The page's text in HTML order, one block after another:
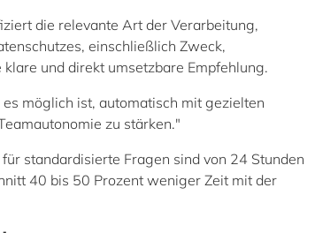
die relevante Art der Verarbeitung,
einschließlich Zweck,
und direkt umsetzbare Empfehlung.
möglich ist, automatisch mit gezielten
zu stärken."
standardisierte Fragen sind von 24 Stunden
40 bis 50 Prozent weniger Zeit mit der